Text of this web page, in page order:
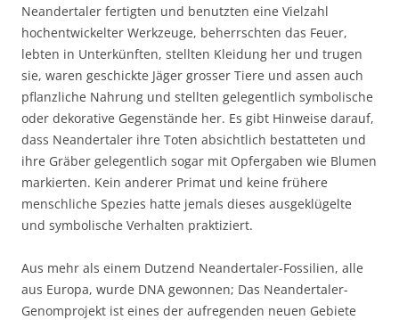
Neandertaler fertigten und benutzten eine Vielzahl
hochentwickelter Werkzeuge, beherrschten das Feuer,
lebten in Unterkünften, stellten Kleidung her und trugen
sie, waren geschickte Jäger grosser Tiere und assen auch
pflanzliche Nahrung und stellten gelegentlich symbolische
oder dekorative Gegenstände her. Es gibt Hinweise darauf,
dass Neandertaler ihre Toten absichtlich bestatteten und
ihre Gräber gelegentlich sogar mit Opfergaben wie Blumen
markierten. Kein anderer Primat und keine frühere
menschliche Spezies hatte jemals dieses ausgeklügelte
und symbolische Verhalten praktiziert.
Aus mehr als einem Dutzend Neandertaler-Fossilien, alle
aus Europa, wurde DNA gewonnen; Das Neandertaler-
Genomprojekt ist eines der aufregenden neuen Gebiete